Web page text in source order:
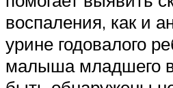
воспаления, как и
урине годовалого
малыша младшего